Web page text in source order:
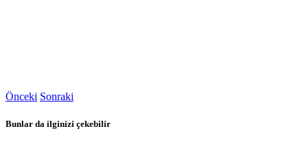
Önceki Sonraki
Bunlar da ilginizi çekebilir